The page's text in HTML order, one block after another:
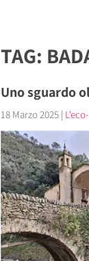
TAG:
Uno sguardo
18 Marzo 2025 |